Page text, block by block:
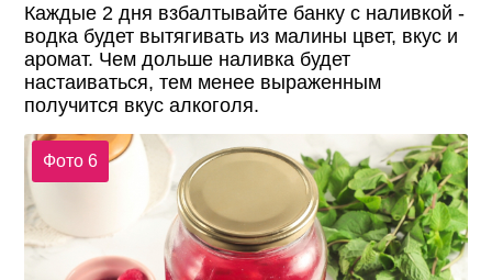
Каждые 2 дня взбалтывайте банку с наливкой -
водка будет вытягивать из малины цвет, вкус и
аромат. Чем дольше наливка будет
настаиваться, тем менее выраженным
получится вкус алкоголя.
Фото 6